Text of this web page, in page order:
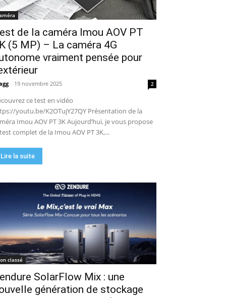
de la caméra Imou AOV PT
(5 MP) – La caméra 4G
vraiment pensée pour
- 19 novembre 2025 2
ce test en vidéo
youtu.be/K2OTujY27QY Présentation de la
Imou AOV PT 3K Aujourd’hui, je vous propose
complet de la Imou AOV PT 3K,...
Lire la suite
classé
SolarFlow Mix : une
génération de stockage